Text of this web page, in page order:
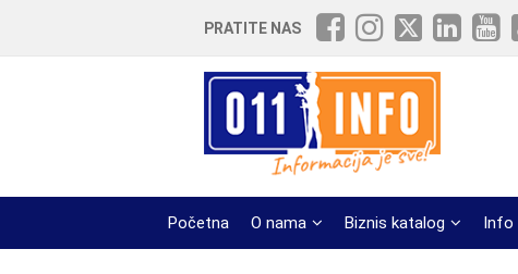
PRATITE NAS
Početna O nama Biznis katalog Info